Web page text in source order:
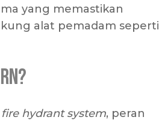
yang memastikan
alat pemadam seperti
fire hydrant system, peran